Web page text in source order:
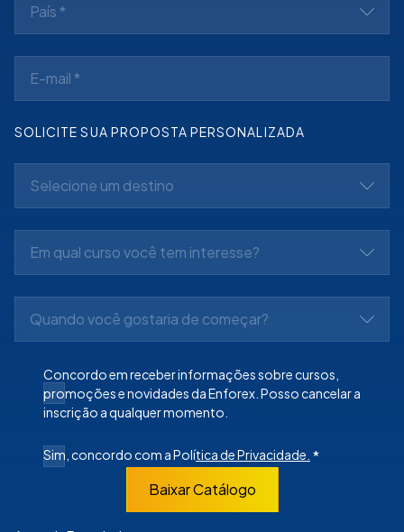
País *
SOLICITE SUA PROPOSTA PERSONALIZADA
Selecione um destino
Em qual curso você tem interesse?
Quando você gostaria de começar?
Concordo em receber informações sobre cursos,
promoções e novidades da Enforex. Posso cancelar a
inscrição a qualquer momento.
Sim, concordo com a Política de Privacidade. *
Baixar Catálogo